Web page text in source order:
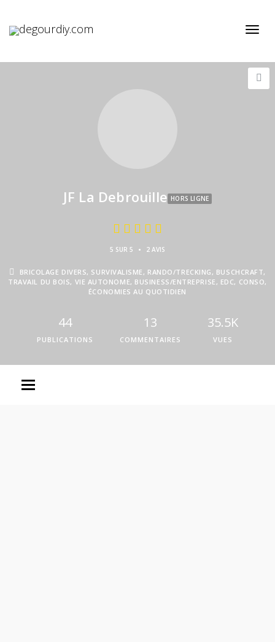
JF La Debrouille HORS LIGNE
5 SUR 5 • 2 AVIS
BRICOLAGE DIVERS, SURVIVALISME, RANDO/TRECKING, BUSCHCRAFT,
TRAVAIL DU BOIS, VIE AUTONOME, BUSINESS/ENTREPRISE, EDC, CONSO,
ÉCONOMIES AU QUOTIDIEN
44
PUBLICATIONS
13
COMMENTAIRES
35.5K
VUES